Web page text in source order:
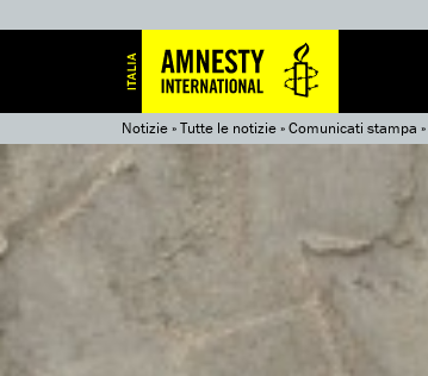
Notizie»Tutte le notizie»Comunicati stampa »